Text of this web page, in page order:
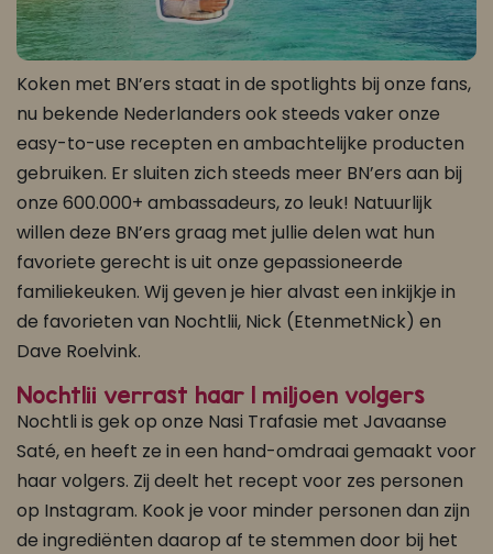
Koken met BN’ers staat in de spotlights bij onze fans,
nu bekende Nederlanders ook steeds vaker onze
easy-to-use recepten en ambachtelijke producten
gebruiken. Er sluiten zich steeds meer BN’ers aan bij
onze 600.000+ ambassadeurs, zo leuk! Natuurlijk
willen deze BN’ers graag met jullie delen wat hun
favoriete gerecht is uit onze gepassioneerde
familiekeuken. Wij geven je hier alvast een inkijkje in
de favorieten van Nochtlii, Nick (EtenmetNick) en
Dave Roelvink.
Nochtlii verrast haar 1 miljoen volgers
Nochtli is gek op onze Nasi Trafasie met Javaanse
Saté, en heeft ze in een hand-omdraai gemaakt voor
haar volgers. Zij deelt het recept voor zes personen
op Instagram. Kook je voor minder personen dan zijn
de ingrediënten daarop af te stemmen door bij het